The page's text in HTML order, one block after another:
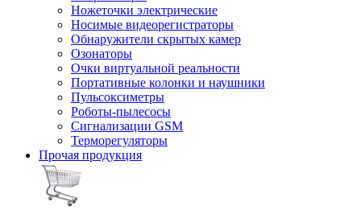
Ножеточки электрические
Носимые видеорегистраторы
Обнаружители скрытых камер
Озонаторы
Очки виртуальной реальности
Портативные колонки и наушники
Пульсоксиметры
Роботы-пылесосы
Сигнализации GSM
Терморегуляторы
Прочая продукция